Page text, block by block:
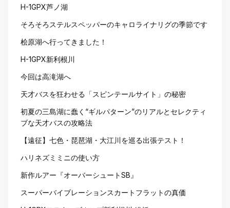
H-1GPX芦ノ湖
そろそろステルスペッパーのキャロライナリグの季節です
桧原湖へ行ってきました！
H-1GPX新利根川
今回は高滝湖へ
天才バスを狂わせる「スピンテールサイト」の秘密
初夏の三島湖に蠢く“ギルパターン”のリアルとセレクティ
ブな天才バスの攻略法
【遠征】七色・琵琶湖・大江川を巡る出張テスト！
ハリネズミミニの使い方
新作ルアー『オーバーシュートSB』
スーパーバイブレーションスカートフラットの真価